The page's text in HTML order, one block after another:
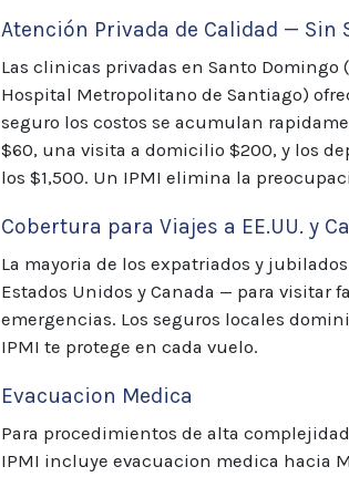
Atención Privada de Calidad — Sin
Las clinicas privadas en Santo Domingo
Hospital Metropolitano de Santiago)
seguro los costos se acumulan
$60, una visita a domicilio $200, y los
los $1,500. Un IPMI elimina la
Cobertura para Viajes a EE.UU. y
La mayoria de los expatriados y
Estados Unidos y Canada — para visitar
emergencias. Los seguros locales
IPMI te protege en cada vuelo.
Evacuacion Medica
Para procedimientos de alta
IPMI incluye evacuacion medica hacia